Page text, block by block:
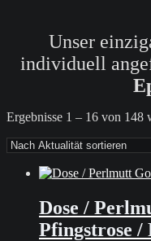
Unser
individuell
Ergebnisse 1 – 16 von 148
Dose /
Pfingstrose /